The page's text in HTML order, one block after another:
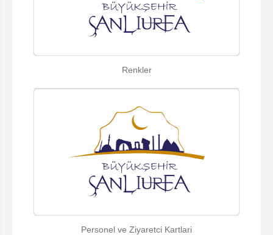
Renkler
Personel ve Ziyaretci Kartlari